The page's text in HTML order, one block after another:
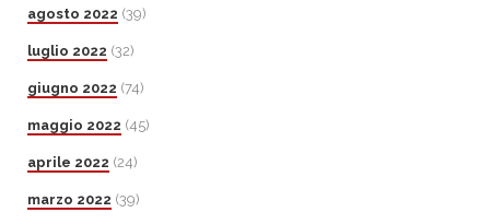
agosto 2022 (39)
luglio 2022 (32)
giugno 2022 (74)
maggio 2022 (45)
aprile 2022 (24)
marzo 2022 (39)